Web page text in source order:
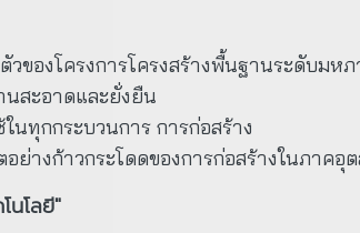
ของโครงการโครงสร้างพื้นฐานระดับมหภ
นสะอาดและยั่งยืน
นทุกกระบวนการ การก่อสร้าง
ย่างก้าวกระโดดของการก่อสร้างในภาคอุ
นโลยี"